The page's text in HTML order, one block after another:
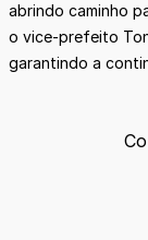
abrindo caminho
o vice-prefeito
garantindo a